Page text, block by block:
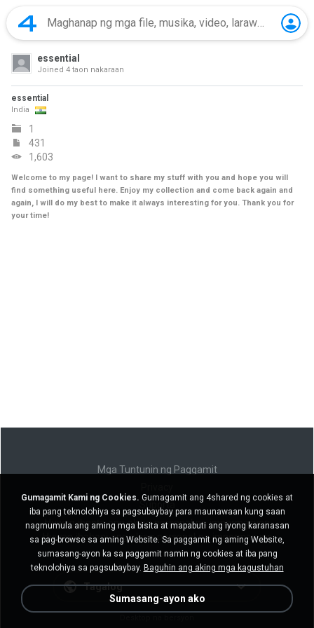
essential
Joined 4 taon nakaraan
essential
India
1
431
1,603
Welcome to my page! I want to share my stuff with you and hope you will
find something useful here. Enjoy my collection and come back again and
again, I will do my best to make it always interesting for you. Thank you for
your time!
Mga Tuntunin ng Paggamit
Suporta
Huwag ibenta ang aking personal na impormasyon
Huwag ibahagi ang aking personal na impormasyon
Tagalog
Gumagamit Kami ng Cookies. Gumagamit ang 4shared ng cookies at
iba pang teknolohiya sa pagsubaybay para maunawaan kung saan
nagmumula ang aming mga bisita at mapabuti ang iyong karanasan
sa pag-browse sa aming Website. Sa paggamit ng aming Website,
sumasang-ayon ka sa paggamit namin ng cookies at iba pang
teknolohiya sa pagsubaybay. Baguhin ang aking mga kagustuhan
Sumasang-ayon ako